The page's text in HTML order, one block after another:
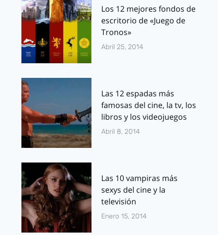
Los 12 mejores fondos de
escritorio de «Juego de
Tronos»
Abril 25, 2014
Las 12 espadas más
famosas del cine, la tv, los
libros y los videojuegos
Abril 8, 2014
Las 10 vampiras más
sexys del cine y la
televisión
Enero 15, 2014